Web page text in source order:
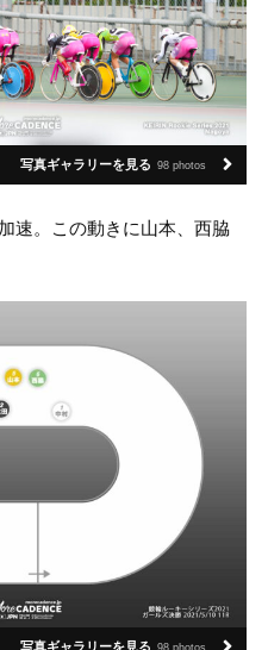
写真ギャラリーを見る 98 photos
速。この動きに山本、西脇
写真ギャラリーを見る 98 photos